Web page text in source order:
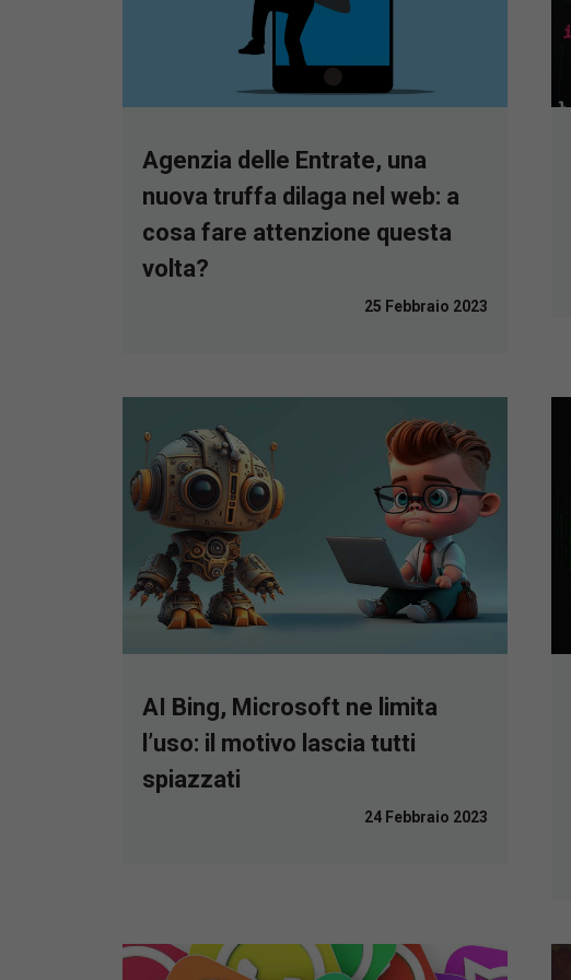
Agenzia delle Entrate, una
nuova truffa dilaga nel web: a
cosa fare attenzione questa
volta?
25 Febbraio 2023
AI Bing, Microsoft ne limita
l’uso: il motivo lascia tutti
spiazzati
24 Febbraio 2023